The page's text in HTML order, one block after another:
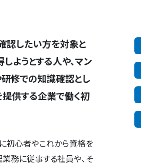
認したい方を対象と
ようとする人や、マン
修での知識確認とし
供する企業で働く初
初心者やこれから資格を
務に従事する社員や、そ